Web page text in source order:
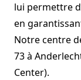
lui permettre
en
Notre centre
73 à
Center).